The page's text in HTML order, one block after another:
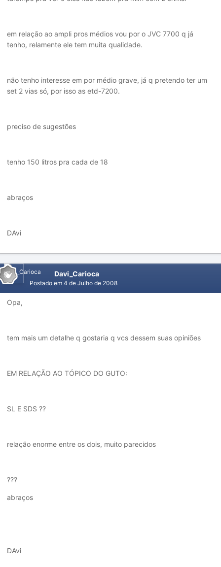
em relação ao ampli pros médios vou por o JVC 7700 q já
tenho, relamente ele tem muita qualidade.
não tenho interesse em por médio grave, já q pretendo ter um
set 2 vias só, por isso as etd-7200.
preciso de sugestões
tenho 150 litros pra cada de 18
abraços
DAvi
Davi_Carioca
Postado em 4 de Julho de 2008
Opa,
tem mais um detalhe q gostaria q vcs dessem suas opiniões
EM RELAÇÃO AO TÓPICO DO GUTO:
SL E SDS ??
relação enorme entre os dois, muito parecidos
???
abraços
DAvi